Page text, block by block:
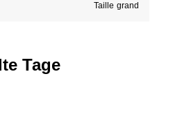
Taille grand
Tage